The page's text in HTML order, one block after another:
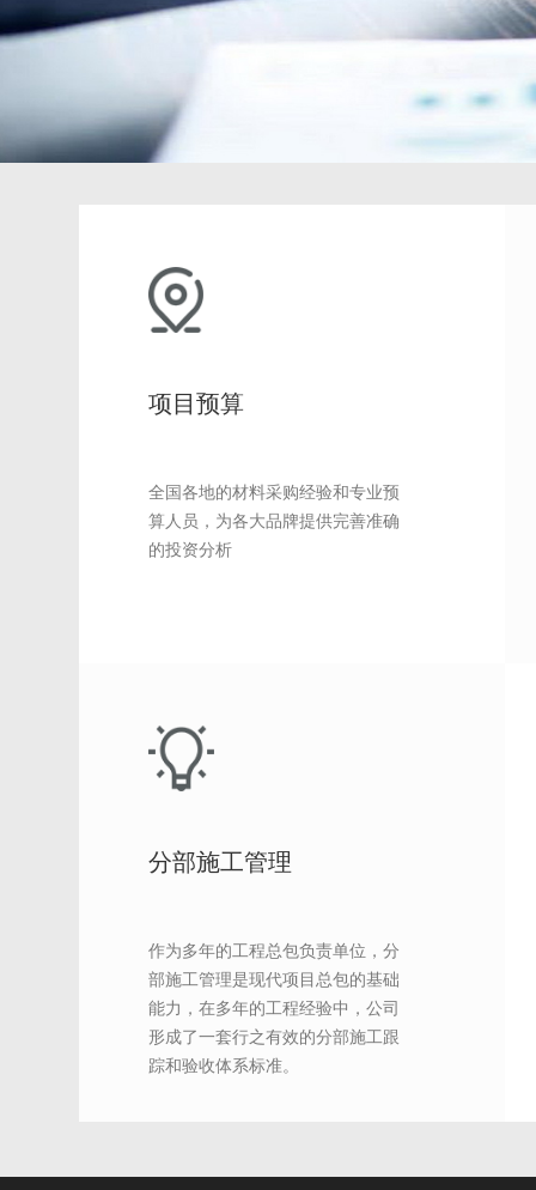
项目预算
全国各地的材料采购经验和专业预
算人员，为各大品牌提供完善准确
的投资分析
分部施工管理
作为多年的工程总包负责单位，分
部施工管理是现代项目总包的基础
能力，在多年的工程经验中，公司
形成了一套行之有效的分部施工跟
踪和验收体系标准。